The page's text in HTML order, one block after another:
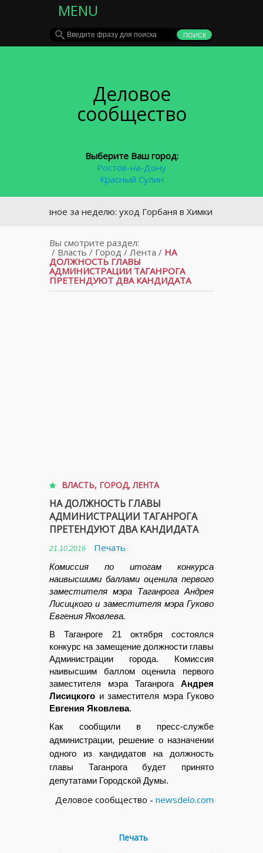
MENU
Деловое
сообщество
Выберите Ваш город:
Ростов-на-Дону
Красный Сулин
Главное за неделю: уход Горбаня в Химки и крупное
Вы смотрите раздел:
/ Власть / Город / Лента / НА
ДОЛЖНОСТЬ ГЛАВЫ
АДМИНИСТРАЦИИ ТАГАНРОГА
ПРЕТЕНДУЮТ ДВА КАНДИДАТА
ВЛАСТЬ, ГОРОД,ЛЕНТА
НА ДОЛЖНОСТЬ ГЛАВЫ
АДМИНИСТРАЦИИ ТАГАНРОГА
ПРЕТЕНДУЮТ ДВА КАНДИДАТА
21.10.2016 Печать
Комиссия по итогам конкурса
наивысшими баллами оценила первого
заместителя мэра Таганрога Андрея
Лисицкого и заместителя мэра Гуково
Евгения Яковлева.
В Таганроге 21 октября состоялся
конкурс на замещение должности главы
Администрации города. Комиссия
наивысшим баллом оценила первого
заместителя мэра Таганрога Андрея
Лисицкого и заместителя мэра Гуково
Евгения Яковлева.
Как сообщили в пресс-службе
администрации, решение о назначении
одного из кандидатов на должность
главы Таганрога будет принято
депутатами Городской Думы.
Деловое сообщество - newsdelo.com
Печать